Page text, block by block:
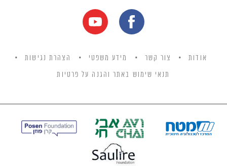
אודות צור קשר מידע משפטי הצהרת נגישות
תנאי שימוש באתר והגנה על פרטיות